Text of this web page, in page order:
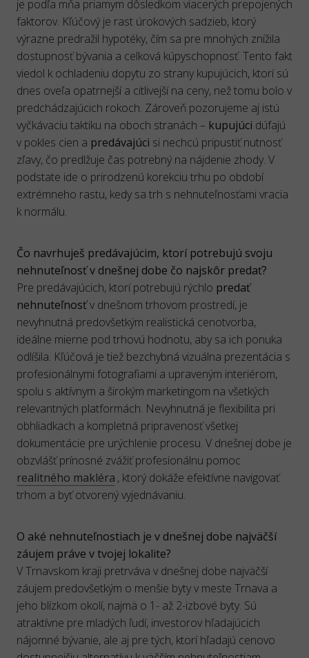
je podľa mňa priamym dôsledkom viacerých prepojených
faktorov. Kľúčový je rast úrokových sadzieb, ktorý
výrazne predražil hypotéky, čím sa pre mnohých znížila
dostupnosť bývania a celková kúpyschopnosť. Tento fakt
viedol k ochladeniu dopytu zo strany kupujúcich, ktorí sú
dnes oveľa opatrnejší a citlivejší na ceny, než tomu bolo v
predchádzajúcich rokoch. Zároveň pozorujeme aj istú
vyčkávaciu taktiku na oboch stranách – kupujúci dúfajú
v pokles cien a predávajúci si nechcú pripustiť nutnosť
zľavy, čo predlžuje čas potrebný na nájdenie zhody. V
podstate ide o prirodzenú korekciu trhu po období
extrémneho rastu, kedy sa trh s nehnuteľnosťami vracia
k normálu.
Čo navrhuješ predávajúcim, ktorí potrebujú svoju
nehnuteľnosť v dnešnej dobe čo najskôr predať?
Pre predávajúcich, ktorí potrebujú rýchlo predať
nehnuteľnosťv dnešnom trhovom prostredí, je
nevyhnutná predovšetkým realistická cenotvorba,
ideálne mierne pod trhovú hodnotu, aby sa ich ponuka
odlíšila. Kľúčová je tiež bezchybná vizuálna prezentácia s
profesionálnymi fotografiami a upraveným interiérom,
spolu s aktívnym a širokým marketingom na všetkých
relevantných platformách. Nevyhnutná je flexibilita pri
obhliadkach a kompletná pripravenosť všetkej
dokumentácie pre urýchlenie procesu. V dnešnej dobe je
obzvlášť prínosné zvážiť profesionálnu pomoc
realitného makléra , ktorý dokáže efektívne navigovať
trhom a byť otvorený vyjednávaniu.
O aké nehnuteľnostiach je v dnešnej dobe najväčší
záujem práve v tvojej lokalite?
V Trnavskom kraji pretrváva v dnešnej dobe najväčší
záujem predovšetkým o menšie byty v meste Trnava a
jeho blízkom okolí, najmä o 1- až 2-izbové byty. Sú
atraktívne pre mladých ľudí, investorov hľadajúcich
nájomné bývanie, ale aj pre tých, ktorí hľadajú cenovo